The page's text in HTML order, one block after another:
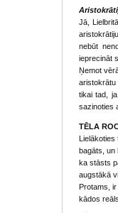
Jā,
nebūt
ieprecināt
Ņemot
aristokrātu
tikai tad,
sazinoties
TĒLA
bagāts, un
ka stāsts
augstākā
Protams,
kādos